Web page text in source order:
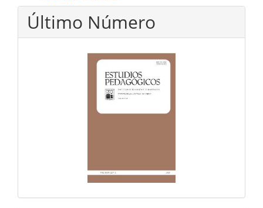
Último Número